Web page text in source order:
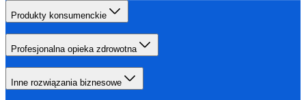
Produkty konsumenckie
Profesjonalna opieka zdrowotna
Inne rozwiązania biznesowe